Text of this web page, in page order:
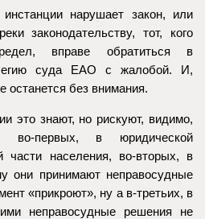
нарушает закон, или
законодательству, тот, кого
вправе обратиться в
суда ЕАО с жалобой. И,
останется без внимания.
это знают, но рискуют, видимо,
во-первых, в юридической
части населения, во-вторых, в
они принимают неправосудные
«прикроют», ну а в-третьих, в
неправосудные решения не